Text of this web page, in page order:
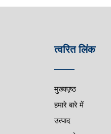
त्वरित लिंक
मुख्यपृष्ठ
हमारे बारे में
उत्पाद